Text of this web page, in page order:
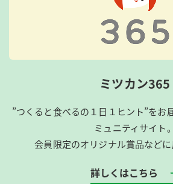
ミツカン365
”つくると食べるの１日１ヒント”をお
ミュニティサイト。
会員限定のオリジナル賞品などに
詳しくはこちら